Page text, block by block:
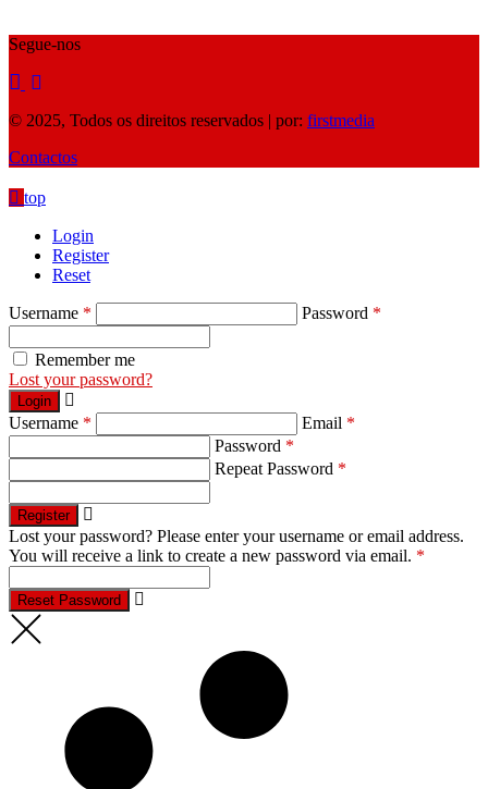
Segue-nos
© 2025, Todos os direitos reservados | por: firstmedia
Contactos
top
Login
Register
Reset
Username * Password *
Remember me
Lost your password?
Login
Username * Email *
Password *
Repeat Password *
Register
Lost your password? Please enter your username or email address.
You will receive a link to create a new password via email. *
Reset Password